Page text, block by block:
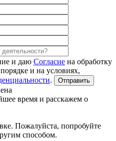
и даю Согласие на обработку
и на условиях,
.
время и расскажем о
Пожалуйста, попробуйте
способом.